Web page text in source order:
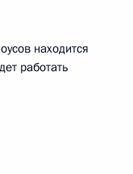
находится
работать